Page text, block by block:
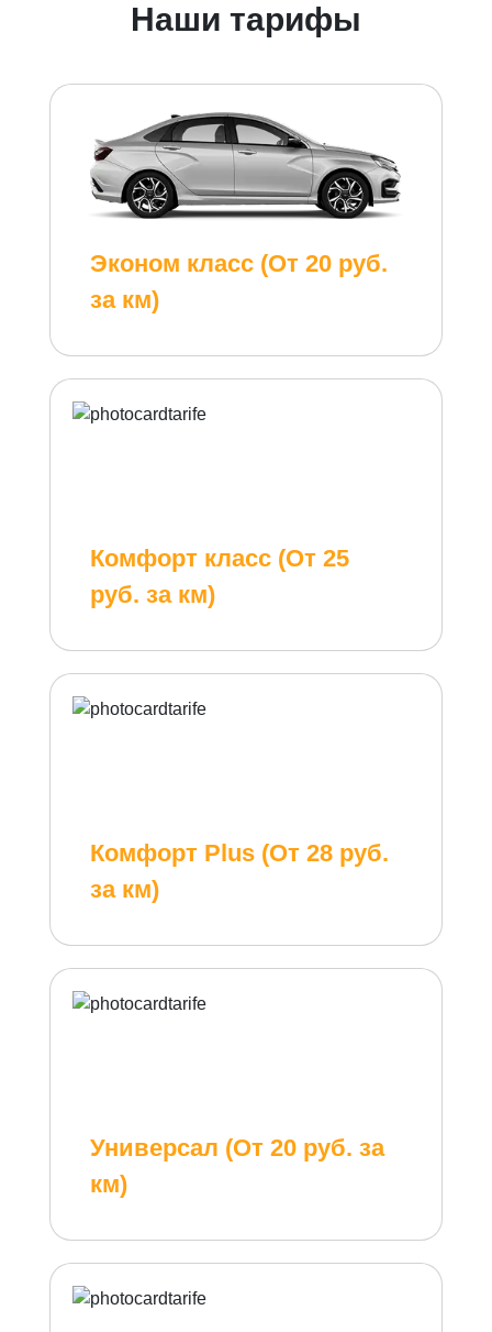
Наши тарифы
Эконом класс (От 20 руб.
за км)
Комфорт класс (От 25
руб. за км)
Комфорт Plus (От 28 руб.
за км)
Универсал (От 20 руб. за
км)